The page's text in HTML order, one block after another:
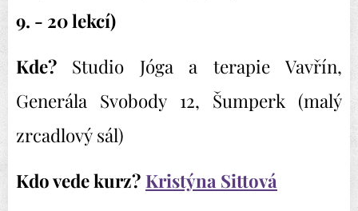
9. - 20 lekcí)
Kde? Studio Jóga a terapie Vavřín,
Generála Svobody 12, Šumperk (malý
zrcadlový sál)
Kdo vede kurz? Kristýna Sittová